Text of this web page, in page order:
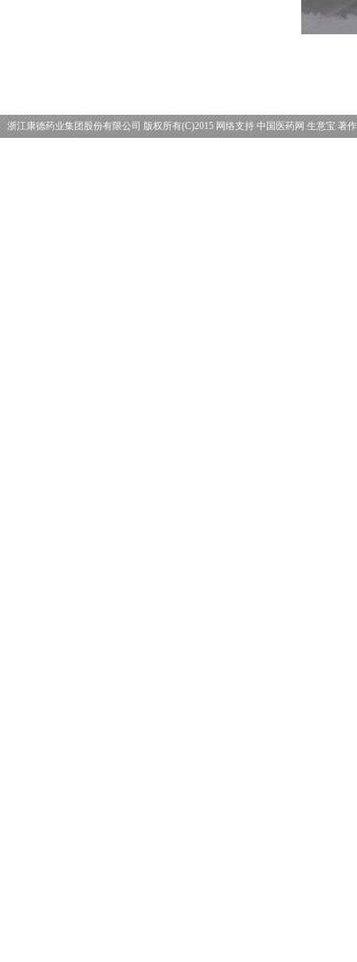
浙江康德药业集团股份有限公司 版权所有(C)2015 网络支持 中国医药网 生意宝 著